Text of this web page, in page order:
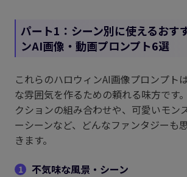
パート1：シーン別に使えるおす
ンAI画像・動画プロンプト6選
これらのハロウィンAI画像プロンプト
な雰囲気を作るための頼れる味方です
クションの組み合わせや、可愛いモン
ーシーンなど、どんなファンタジーも
きます。
1
不気味な風景・シーン